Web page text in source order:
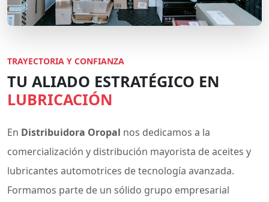
TRAYECTORIA Y CONFIANZA
TU ALIADO ESTRATÉGICO EN
LUBRICACIÓN
En Distribuidora Oropal nos dedicamos a la
comercialización y distribución mayorista de aceites y
lubricantes automotrices de tecnología avanzada.
Formamos parte de un sólido grupo empresarial